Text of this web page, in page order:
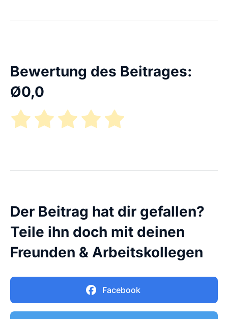
Bewertung des Beitrages:
Ø0,0
Der Beitrag hat dir gefallen?
Teile ihn doch mit deinen
Freunden & Arbeitskollegen
Facebook